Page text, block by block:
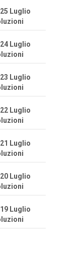
Luglio
Luglio
Luglio
Luglio
Luglio
Luglio
Luglio